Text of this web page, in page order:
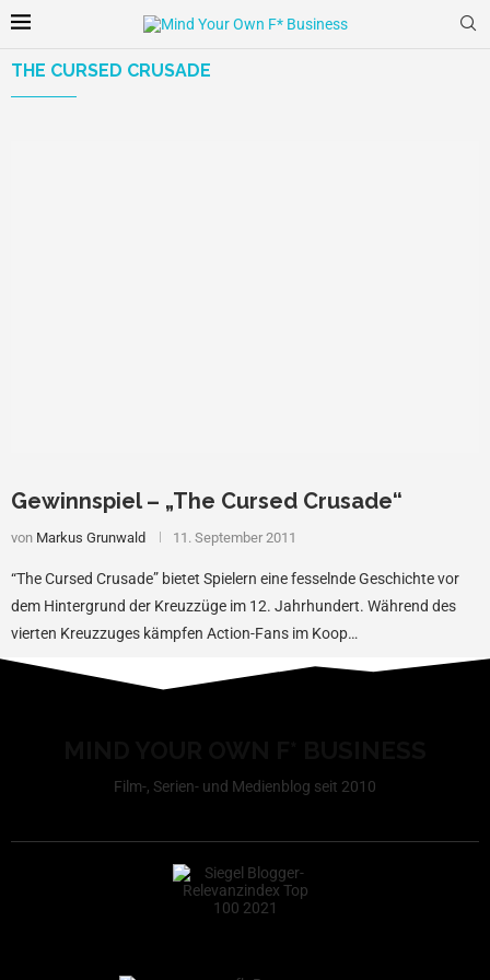
THE CURSED CRUSADE
Gewinnspiel – „The Cursed Crusade“
von Markus Grunwald 11. September 2011
“The Cursed Crusade” bietet Spielern eine fesselnde Geschichte vor
dem Hintergrund der Kreuzzüge im 12. Jahrhundert. Während des
vierten Kreuzzuges kämpfen Action-Fans im Koop…
Film-, Serien- und Medienblog seit 2010